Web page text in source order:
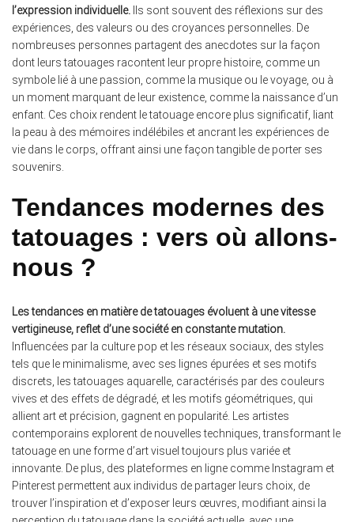
l’expression individuelle. Ils sont souvent des réflexions sur des
expériences, des valeurs ou des croyances personnelles. De
nombreuses personnes partagent des anecdotes sur la façon
dont leurs tatouages racontent leur propre histoire, comme un
symbole lié à une passion, comme la musique ou le voyage, ou à
un moment marquant de leur existence, comme la naissance d’un
enfant. Ces choix rendent le tatouage encore plus significatif, liant
la peau à des mémoires indélébiles et ancrant les expériences de
vie dans le corps, offrant ainsi une façon tangible de porter ses
souvenirs.
Tendances modernes des
tatouages : vers où allons-
nous ?
Les tendances en matière de tatouages évoluent à une vitesse
vertigineuse, reflet d’une société en constante mutation.
Influencées par la culture pop et les réseaux sociaux, des styles
tels que le minimalisme, avec ses lignes épurées et ses motifs
discrets, les tatouages aquarelle, caractérisés par des couleurs
vives et des effets de dégradé, et les motifs géométriques, qui
allient art et précision, gagnent en popularité. Les artistes
contemporains explorent de nouvelles techniques, transformant le
tatouage en une forme d’art visuel toujours plus variée et
innovante. De plus, des plateformes en ligne comme Instagram et
Pinterest permettent aux individus de partager leurs choix, de
trouver l’inspiration et d’exposer leurs œuvres, modifiant ainsi la